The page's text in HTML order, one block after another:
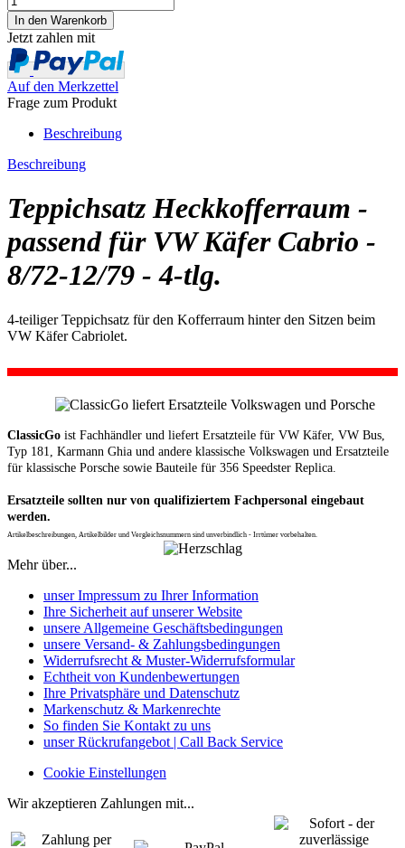
Jetzt zahlen mit
Auf den Merkzettel
Frage zum Produkt
Beschreibung
Beschreibung
Teppichsatz Heckkofferraum -
passend für VW Käfer Cabrio -
8/72-12/79 - 4-tlg.
4-teiliger Teppichsatz für den Kofferraum hinter den Sitzen beim
VW Käfer Cabriolet.
ClassicGo ist Fachhändler und liefert Ersatzteile für VW Käfer, VW Bus,
Typ 181, Karmann Ghia und andere klassische Volkswagen und Ersatzteile
für klassische Porsche sowie Bauteile für 356 Speedster Replica.
Ersatzteile sollten nur von qualifiziertem Fachpersonal eingebaut
werden.
Artikelbeschreibungen, Artikelbilder und Vergleichsnummern sind unverbindlich - Irrtümer vorbehalten.
Mehr über...
unser Impressum zu Ihrer Information
Ihre Sicherheit auf unserer Website
unsere Allgemeine Geschäftsbedingungen
unsere Versand- & Zahlungsbedingungen
Widerrufsrecht & Muster-Widerrufsformular
Echtheit von Kundenbewertungen
Ihre Privatsphäre und Datenschutz
Markenschutz & Markenrechte
So finden Sie Kontakt zu uns
unser Rückrufangebot | Call Back Service
Cookie Einstellungen
Wir akzeptieren Zahlungen mit...